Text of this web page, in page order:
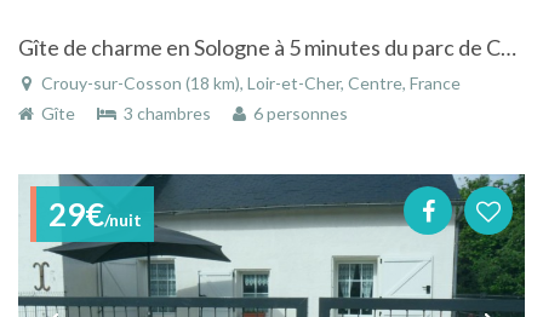
Gîte de charme en Sologne à 5 minutes du parc de Chambord dans le Centre
Crouy-sur-Cosson (18 km), Loir-et-Cher, Centre, France
Gîte
3 chambres 6 personnes
29€/nuit